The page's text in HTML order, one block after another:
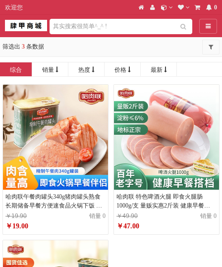
欢迎您 0
导航
筛选出 3 条数据
综合 销量 热度 价格 最新
哈肉联午餐肉罐头340g猪肉罐头熟食
长期储备早餐方便速食品火锅下饭 即
食早餐火腿 旅行出游零食 340g/盒
￥19.90 销量 0
￥19.00
哈肉联 特色啤酒火腿 即食火腿肠
1000g/支 量贩实惠2斤装 健康早餐
【收藏加购优先发货】 啤酒火腿1000g
￥49.90 销量 0
￥47.00